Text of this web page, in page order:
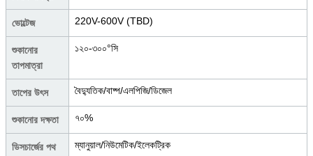
ভোল্টেজ 220V-600V (TBD)
শুকানোর
তাপমাত্রা
১২০-৩০০°সি
তাপের উৎস বৈদ্যুতিক/বাষ্প/এলপিজি/ডিজেল
শুকানোর দক্ষতা ৭০%
ডিসচার্জের পথ ম্যানুয়াল/নিউমেটিক/ইলেকট্রিক